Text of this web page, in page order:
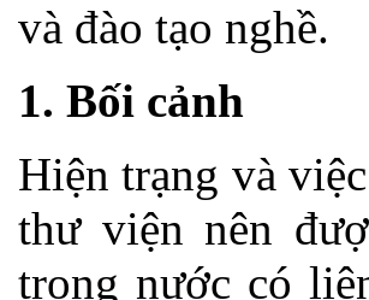
và đào tạo nghề.
1. Bối cảnh
Hiện trạng và
thư viện nên
trong nước có